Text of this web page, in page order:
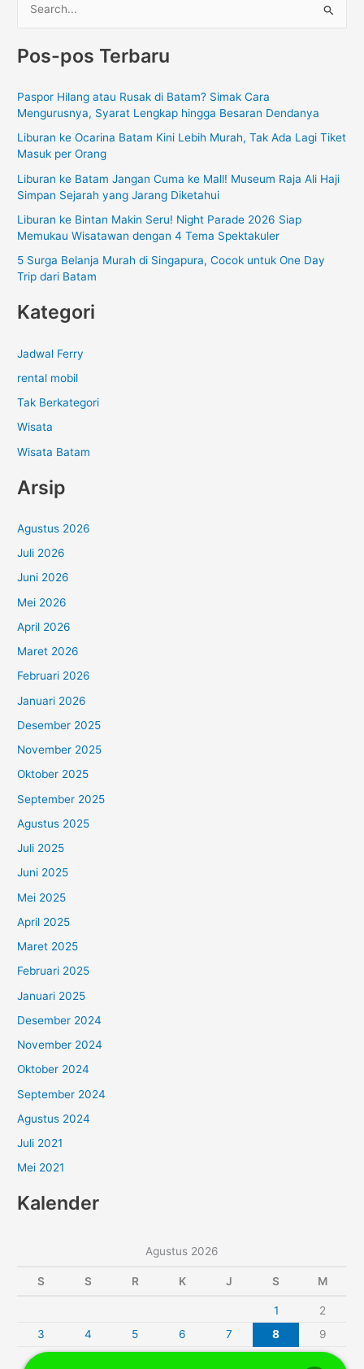
r
u
t
Pos-pos Terbaru
Paspor Hilang atau Rusak di Batam? Simak Cara
Mengurusnya, Syarat Lengkap hingga Besaran Dendanya
Liburan ke Ocarina Batam Kini Lebih Murah, Tak Ada Lagi Tiket
Masuk per Orang
Liburan ke Batam Jangan Cuma ke Mall! Museum Raja Ali Haji
Simpan Sejarah yang Jarang Diketahui
Liburan ke Bintan Makin Seru! Night Parade 2026 Siap
Memukau Wisatawan dengan 4 Tema Spektakuler
5 Surga Belanja Murah di Singapura, Cocok untuk One Day
Trip dari Batam
Kategori
Jadwal Ferry
rental mobil
Tak Berkategori
Wisata
Wisata Batam
Arsip
Agustus 2026
Juli 2026
Juni 2026
Mei 2026
April 2026
Maret 2026
Februari 2026
Januari 2026
Desember 2025
November 2025
Oktober 2025
September 2025
Agustus 2025
Juli 2025
Juni 2025
Mei 2025
April 2025
Maret 2025
Februari 2025
Januari 2025
Desember 2024
November 2024
Oktober 2024
September 2024
Agustus 2024
Juli 2021
Mei 2021
Kalender
Agustus 2026
S S R K J S M
1
2
3
4 5 6 7 8
9
10